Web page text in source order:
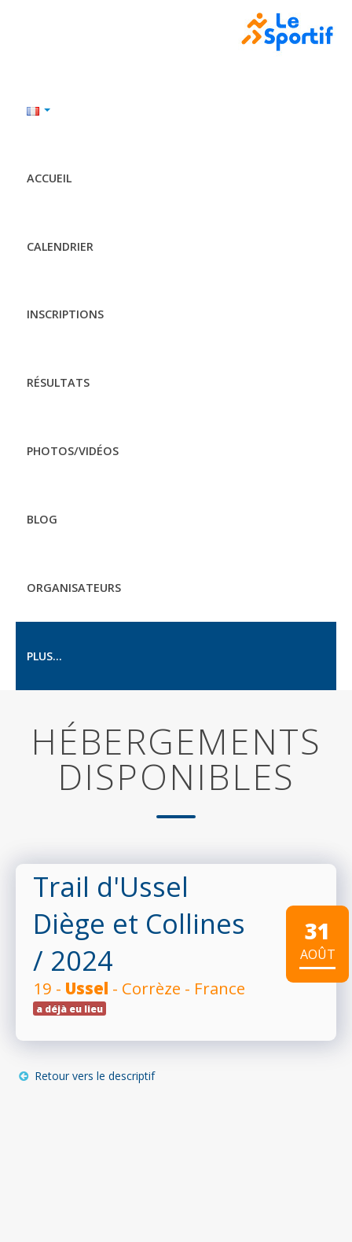
ACCUEIL
CALENDRIER
INSCRIPTIONS
RÉSULTATS
PHOTOS/VIDÉOS
BLOG
ORGANISATEURS
PLUS...
HÉBERGEMENTS
DISPONIBLES
Trail d'Ussel
Diège et Collines
/ 2024
19 - Ussel - Corrèze - France
a déjà eu lieu
31
AOÛT
Retour vers le descriptif